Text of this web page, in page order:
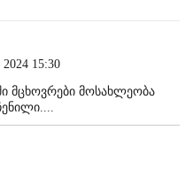
15:30
მცხოვრები მოსახლეობა